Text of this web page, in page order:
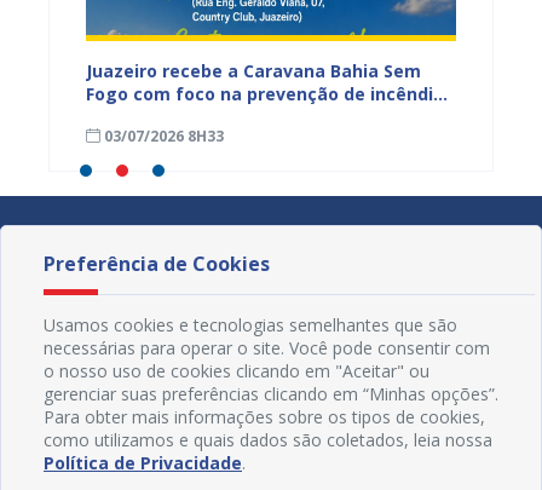
Juazeiro recebe a Caravana Bahia Sem
Fogo com foco na prevenção de incêndios
03/07/2026 8H33
Preferência de Cookies
Usamos cookies e tecnologias semelhantes que são
necessárias para operar o site. Você pode consentir com
o nosso uso de cookies clicando em "Aceitar" ou
gerenciar suas preferências clicando em “Minhas opções”.
Para obter mais informações sobre os tipos de cookies,
como utilizamos e quais dados são coletados, leia nossa
Política de Privacidade.